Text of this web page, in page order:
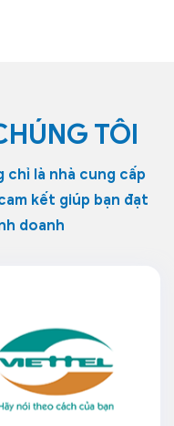
TÔI
chỉ là nhà cung cấp
kết giúp bạn đạt
doanh